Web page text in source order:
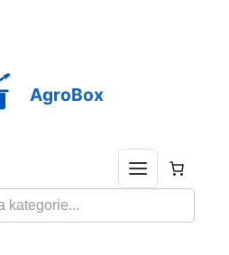
AgroBox